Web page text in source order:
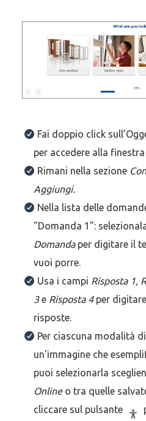
Fai doppio click
per accedere alla
Rimani nella sezione
Aggiungi.
Nella lista delle
"Domanda 1":
Domandaper digitare il
vuoi porre.
Usa i campi Risposta 1,
3e Risposta 4 per
risposte.
Per ciascuna modalità
un'immagine che
puoi selezionarla
Onlineo tra quelle
cliccare sul pulsante